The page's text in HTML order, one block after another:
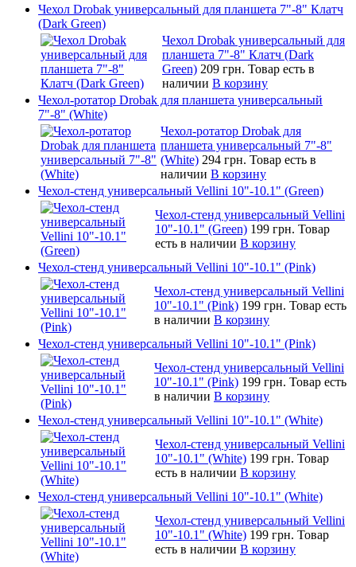
Чехол Drobak универсальный для планшета 7"-8" Клатч
(Dark Green)
Чехол Drobak универсальный для
планшета 7"-8" Клатч (Dark
Green) 209 грн. Товар есть в
наличии В корзину
Чехол-ротатор Drobak для планшета универсальный
7"-8" (White)
Чехол-ротатор Drobak для
планшета универсальный 7"-8"
(White) 294 грн. Товар есть в
наличии В корзину
Чехол-стенд универсальный Vellini 10"-10.1" (Green)
Чехол-стенд универсальный Vellini
10"-10.1" (Green) 199 грн. Товар
есть в наличии В корзину
Чехол-стенд универсальный Vellini 10"-10.1" (Pink)
Чехол-стенд универсальный Vellini
10"-10.1" (Pink) 199 грн. Товар есть
в наличии В корзину
Чехол-стенд универсальный Vellini 10"-10.1" (Pink)
Чехол-стенд универсальный Vellini
10"-10.1" (Pink) 199 грн. Товар есть
в наличии В корзину
Чехол-стенд универсальный Vellini 10"-10.1" (White)
Чехол-стенд универсальный Vellini
10"-10.1" (White) 199 грн. Товар
есть в наличии В корзину
Чехол-стенд универсальный Vellini 10"-10.1" (White)
Чехол-стенд универсальный Vellini
10"-10.1" (White) 199 грн. Товар
есть в наличии В корзину